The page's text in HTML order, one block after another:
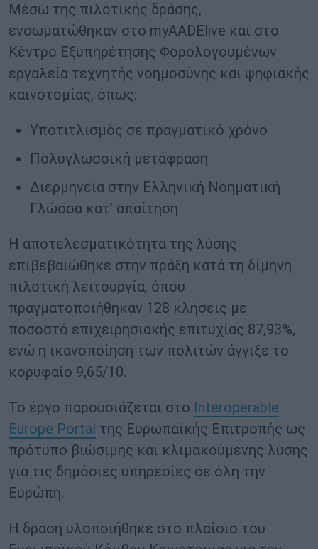
Μέσω της πιλοτικής δράσης,
ενσωματώθηκαν στο myAADElive και στο
Κέντρο Εξυπηρέτησης Φορολογουμένων
εργαλεία τεχνητής νοημοσύνης και ψηφιακής
καινοτομίας, όπως:
Υποτιτλισμός σε πραγματικό χρόνο
Πολυγλωσσική μετάφραση
Διερμηνεία στην Ελληνική Νοηματική
Γλώσσα κατ’ απαίτηση
Η αποτελεσματικότητα της λύσης
επιβεβαιώθηκε στην πράξη κατά τη δίμηνη
πιλοτική λειτουργία, όπου
πραγματοποιήθηκαν 128 κλήσεις με
ποσοστό επιχειρησιακής επιτυχίας 87,93%,
ενώ η ικανοποίηση των πολιτών άγγιξε το
κορυφαίο 9,65/10.
Το έργο παρουσιάζεται στο Interoperable
Europe Portal της Ευρωπαϊκής Επιτροπής ως
πρότυπο βιώσιμης και κλιμακούμενης λύσης
για τις δημόσιες υπηρεσίες σε όλη την
Ευρώπη.
Η δράση υλοποιήθηκε στο πλαίσιο του